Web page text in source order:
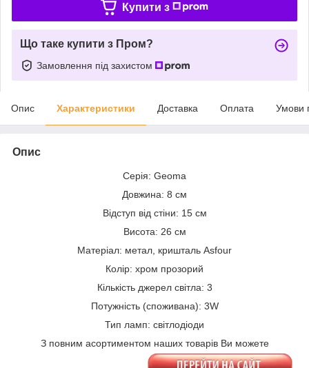
Купити з
Що таке купити з Пром?
Замовлення під захистом
Опис Характеристики Доставка Оплата Умови
Опис
Серія: Geoma
Довжина: 8 см
Відступ від стіни: 15 см
Висота: 26 см
Матеріал: метал, кришталь Asfour
Колір: хром прозорий
Кількість джерел світла: 3
Потужність (споживана): 3W
Тип ламп: світлодіоди
З повним асортиментом наших товарів Ви можете